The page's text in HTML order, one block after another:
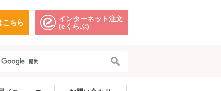
こちら
ウィンドウで開きます。
インターネット注文
(eくらぶ)別のウィンドウで開きます。
す。
す。
す。